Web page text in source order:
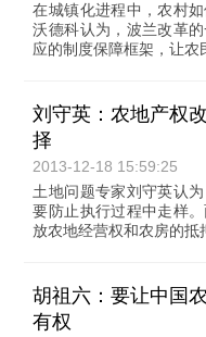
在城镇化进程中，农村
沃德科认为，波兰改革
应的制度保障框架，让农
刘守英：农地产权
择
2013-12-18 15:59:25
土地问题专家刘守英认
要防止执行过程中走样
放农地经营权和农房的抵
胡祖六：要让中国
有权